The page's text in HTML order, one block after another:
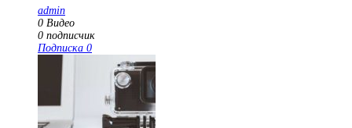
admin
0 Видео
0 подписчик
Подписка 0